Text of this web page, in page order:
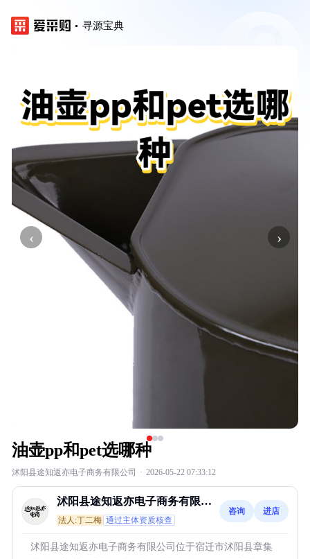
寻源宝典
‹ ›
油壶pp和pet选哪种
沭阳县途知返亦电子商务有限公司 · 2026-05-22 07:33:12
沭阳县途知返亦电子商务有限公
司
法人:丁二梅 通过主体资质核查
咨询 进店
沭阳县途知返亦电子商务有限公司位于宿迁市沭阳县章集